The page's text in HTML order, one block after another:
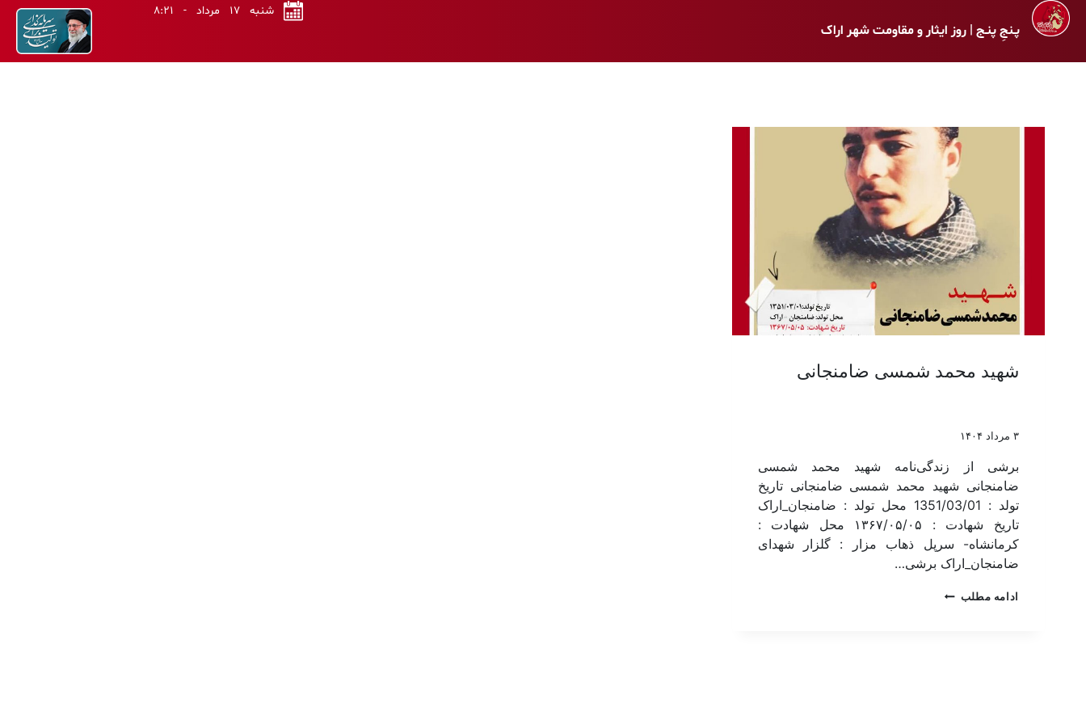
پـنجِ پنـج | روز ایثار و مقاومت شهر اراک
شنبه ۱۷ مرداد - ۸:۲۱
شهید محمد شمسی ضامنجانی
۳ مرداد ۱۴۰۴
برشی از زندگی‌نامه شهید محمد شمسی
ضامنجانی شهید محمد شمسی ضامنجانی تاریخ
تولد : 1351/03/01 محل تولد : ضامنجان_اراک
تاریخ شهادت : ۱۳۶۷/۰۵/۰۵ محل شهادت :
کرمانشاه- سرپل ذهاب مزار : گلزار شهدای
ضامنجان_اراک برشی…
ادامه مطلب